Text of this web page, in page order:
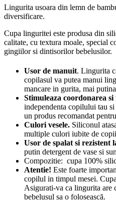
Lingurita usoara din lemn de
diversificare.
Cupa linguritei este produsa din
calitate, cu textura moale, special
gingiilor si dintisorilor bebelusilor.
Usor de manuit. Lingurita
copilasul va putea manui
mancare in gurita, mai
Stimuleaza coordonarea
independenta copilului tau
un produs recomandat
Culori vesele. Siliconul
multiple culori iubite de
Usor de spalat si rezistent
putin detergent de vase si
Compozitie: cupa 100%
Atentie! Este foarte
copilul in timpul mesei.
Asigurati-va ca lingurita are
bebelusul sa o folosească.